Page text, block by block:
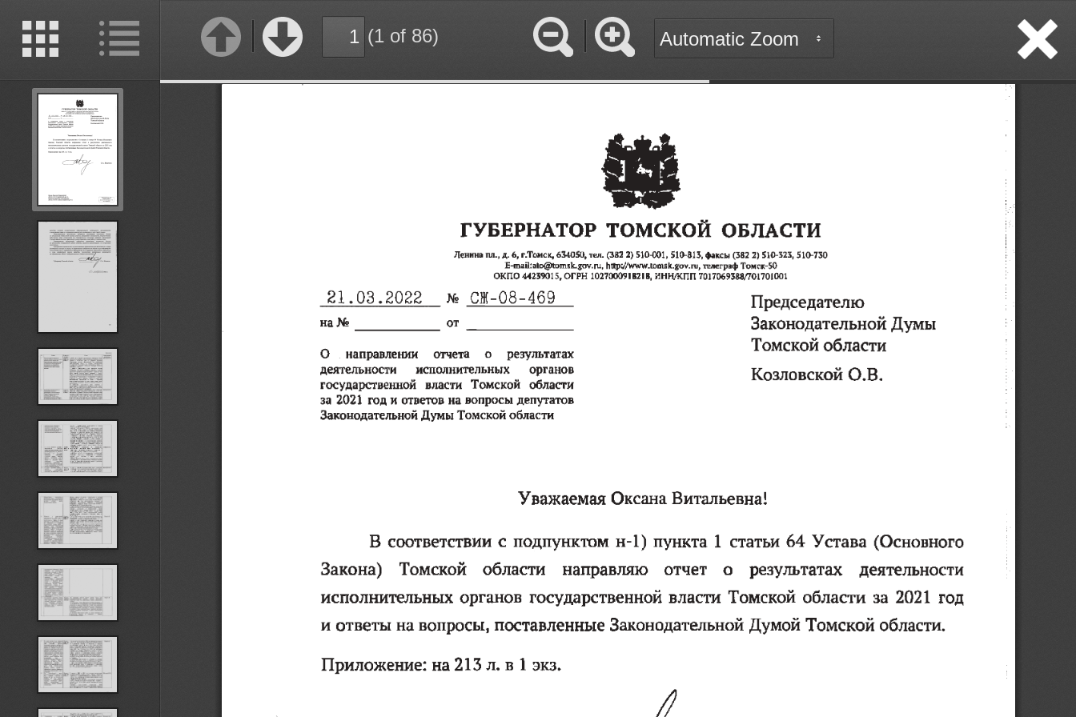
Thumbnails
Document
Previous Next (1 of 86)
Close
Zoom
Out
Zoom
ГУБЕРНАТОР  ТОМСКОЙ  ОБЛАСТИ
Ленина пл., д. 6, г.Томск, 634050, тел. (382 2) 510-001, 510-813, факсы (382 2) 510-323, 510-730
E-mail: ato@tomsk.gov. ru, http://www.tomsk.gov.nl, телеграф Томск-50
ОКПО 44239015, ОГРН 1027000918218, ИНН/КПП 7017069388/701701001
2 1 .0 3 .2 0 2 2 No   C I-08-469
на No от
О
направлении     отчета     о     результатах
деятельности
исполнительных
органов
государственной   власти   Томской   области
за  2021  год и  ответов  на  вопросы депутатов
Законодательной Думы Томской области
Председателю
Законодательной Думы
Томской области
Козловской О.В.
Уважаемая Оксана Витальевна!
В  соответствии  с  подпунктом  н-1)  пункта  1  статьи  64  Устава  (Основного
Закона)    Томской    области    направляю    отчет    о    результатах    деятельности
исполнительных  органов  государственной  власти  Томской  области  за  2021  год
и ответы на вопросы, поставленные Законодательной Думой Томской области.
Приложение:  на 213 л.  в  1  экз.